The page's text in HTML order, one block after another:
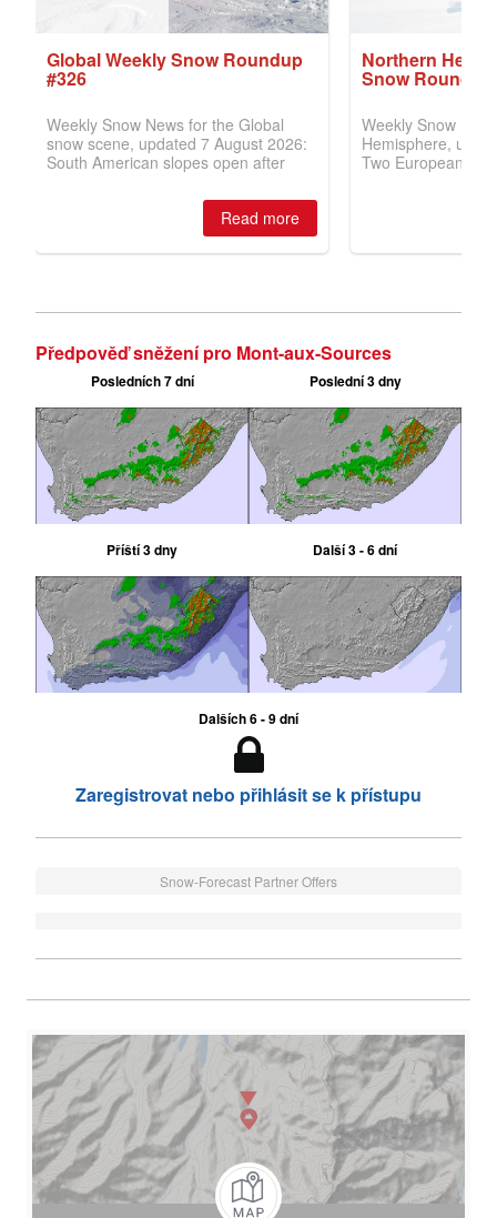
Předpověď sněžení pro Mont-aux-Sources
Posledních 7 dní Poslední 3 dny
Příští 3 dny Další 3 - 6 dní
Dalších 6 - 9 dní
Zaregistrovat nebo přihlásit se k přístupu
Snow-Forecast Partner Offers